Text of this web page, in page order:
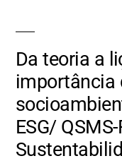
Da teoria a
importância
ESG/ QSMS-